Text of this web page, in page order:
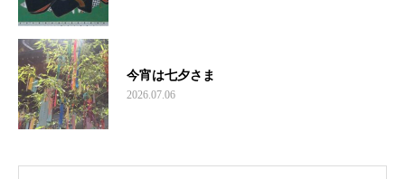
今宵は七夕さま
2026.07.06